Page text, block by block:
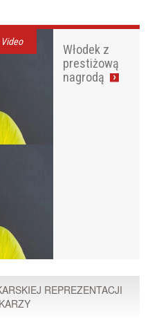
Video
Włodek z
prestiżową
nagrodą
REPREZENTACJI